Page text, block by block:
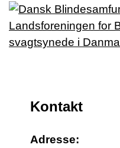
Kontakt
Adresse: